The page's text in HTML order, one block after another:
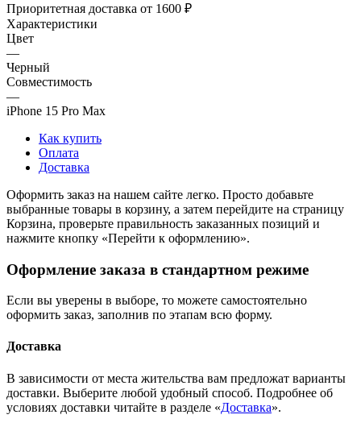
Приоритетная доставка от 1600 ₽
Характеристики
Цвет
—
Черный
Совместимость
—
iPhone 15 Pro Max
Как купить
Оплата
Доставка
Оформить заказ на нашем сайте легко. Просто добавьте
выбранные товары в корзину, а затем перейдите на страницу
Корзина, проверьте правильность заказанных позиций и
нажмите кнопку «Перейти к оформлению».
Оформление заказа в стандартном режиме
Если вы уверены в выборе, то можете самостоятельно
оформить заказ, заполнив по этапам всю форму.
Доставка
В зависимости от места жительства вам предложат варианты
доставки. Выберите любой удобный способ. Подробнее об
условиях доставки читайте в разделе «Доставка».